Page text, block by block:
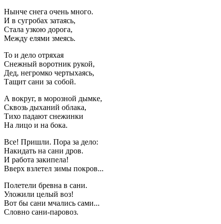
Нынче снега очень много.
И в сугробах затаясь,
Стала узкою дорога,
Между елями змеясь.
То и дело отряхая
Снежный воротник рукой,
Дед, негромко чертыхаясь,
Тащит сани за собой.
А вокруг, в морозной дымке,
Сквозь дыханий облака,
Тихо падают снежинки
На лицо и на бока.
Все! Пришли. Пора за дело:
Накидать на сани дров.
И работа закипела!
Вверх взлетел зимы покров...
Полетели бревна в сани.
Уложили целый воз!
Вот бы сани мчались сами...
Словно сани-паровоз.